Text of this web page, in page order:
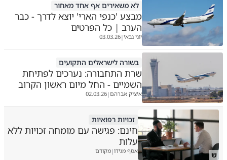
לא משאירים אף אחד מאחור
מבצע 'כנפי הארי' יוצא לדרך - כבר
הערב | כל הפרטים
יוני גבאי|
03.03.26
בשורה לישראלים התקועים
שרת התחבורה: נערכים לפתיחת
השמיים - החל מיום ראשון הקרוב
איציק אברהם|
02.03.26
ש
זכויות רפואיות
חינם: פגישה עם מומחה זכויות ללא
עלות
אסף מגידו|מקודם